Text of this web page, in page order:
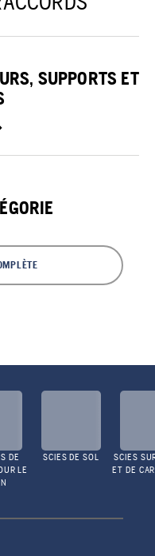
SUPPORTS ET
DE
LE
SCIES DE SOL
SCIES
ET DE